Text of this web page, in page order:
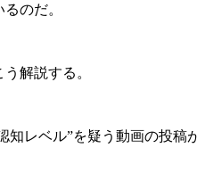
のだ。
解説する。
知レベル”を疑う動画の投